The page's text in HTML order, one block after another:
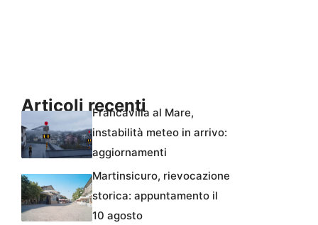
Articoli recenti
Francavilla al Mare,
instabilità meteo in arrivo:
aggiornamenti
Martinsicuro, rievocazione
storica: appuntamento il
10 agosto